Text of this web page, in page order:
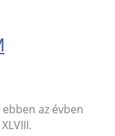
ebben az évben